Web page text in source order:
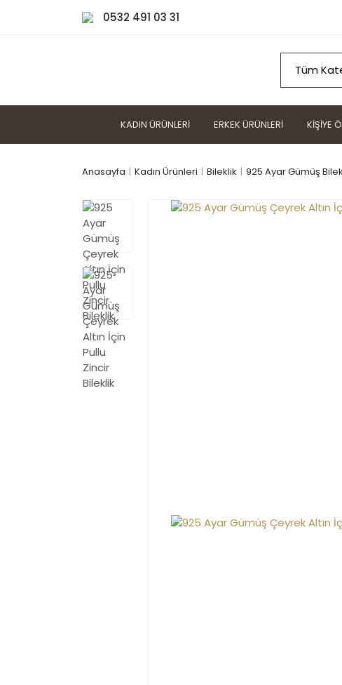
0532 491 03 31
KADIN ÜRÜNLERI ERKEK ÜRÜNLERI KIŞIYE
Anasayfa Kadın Ürünleri Bileklik 925 Ayar Gümüş